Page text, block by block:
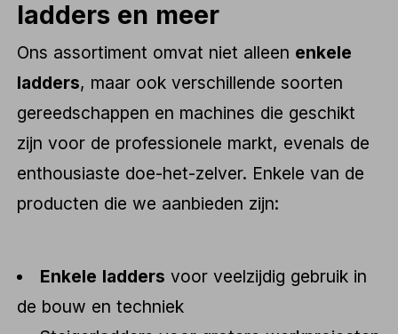
ladders en meer
Ons assortiment omvat niet alleen enkele
ladders, maar ook verschillende soorten
gereedschappen en machines die geschikt
zijn voor de professionele markt, evenals de
enthousiaste doe-het-zelver. Enkele van de
producten die we aanbieden zijn:
Enkele ladders voor veelzijdig gebruik in
de bouw en techniek